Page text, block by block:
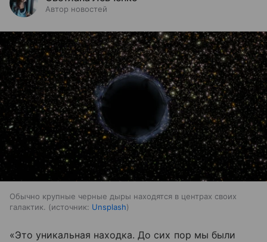
Автор новостей
Обычно крупные черные дыры находятся в центрах своих
галактик.
источник: Unsplash
«Это уникальная находка. До сих пор мы были